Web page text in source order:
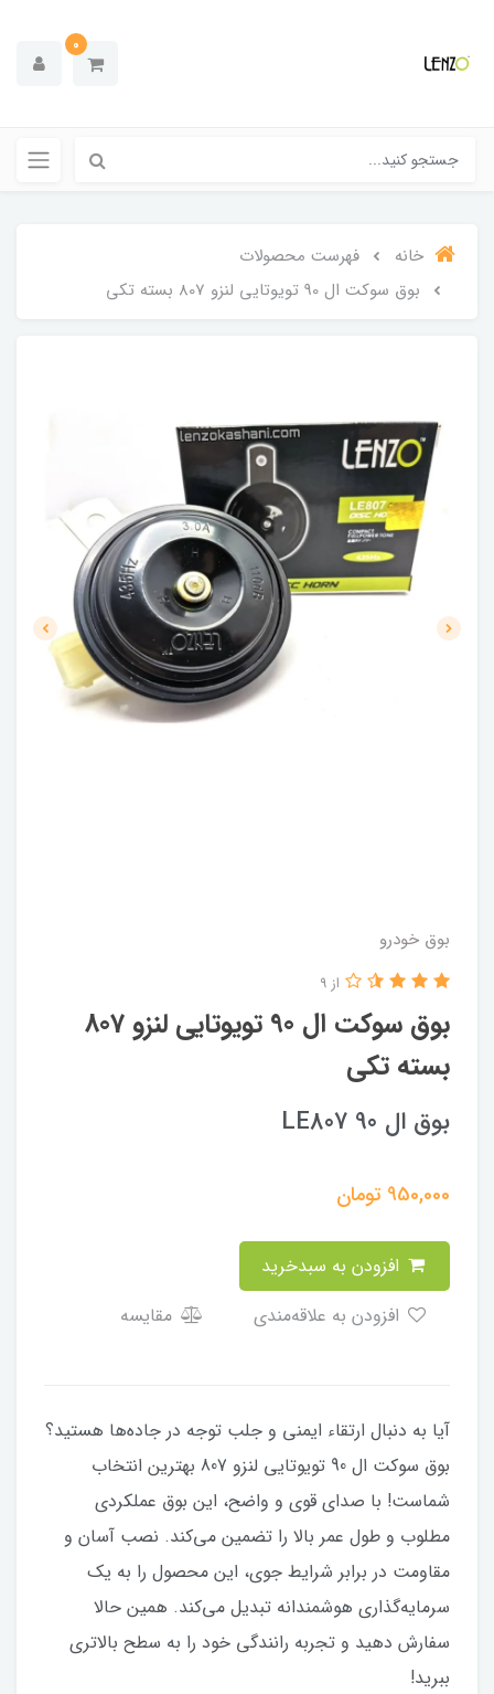
0
خانه
فهرست محصولات
بوق سوکت ال 90 تویوتایی لنزو 807 بسته تکی
بوق خودرو
بوق سوکت ال 90 تویوتایی لنزو 807
بسته تکی
از 9
بوق ال 90 LE807
950,000 تومان
مقایسه
آیا به دنبال ارتقاء ایمنی و جلب توجه در جاده‌ها هستید؟
بوق سوکت ال 90 تویوتایی لنزو 807 بهترین انتخاب
شماست! با صدای قوی و واضح، این بوق عملکردی
مطلوب و طول عمر بالا را تضمین می‌کند. نصب آسان و
مقاومت در برابر شرایط جوی، این محصول را به یک
سرمایه‌گذاری هوشمندانه تبدیل می‌کند. همین حالا
سفارش دهید و تجربه رانندگی خود را به سطح بالاتری
ببرید!